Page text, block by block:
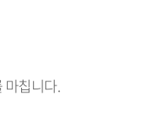
마칩니다.